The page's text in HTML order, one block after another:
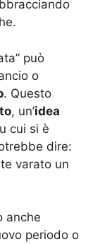
può
o
. Questo
, un’idea
cui si è
dire:
varato un
anche
periodo o